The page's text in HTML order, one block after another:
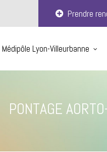
Prendre
Médipôle Lyon-Villeurbanne
PONTAGE